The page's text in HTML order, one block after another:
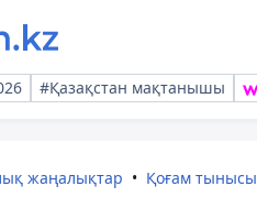
#Қазақстан мақтанышы
жаңалықтар Қоғам тынысы